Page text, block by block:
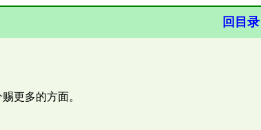
回目录
更多的方面。